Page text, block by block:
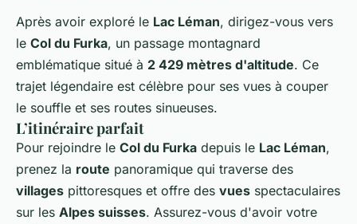
Après avoir exploré le Lac Léman, dirigez-vous vers
le Col du Furka, un passage montagnard
emblématique situé à 2 429 mètres d'altitude. Ce
trajet légendaire est célèbre pour ses vues à couper
le souffle et ses routes sinueuses.
L’itinéraire parfait
Pour rejoindre le Col du Furka depuis le Lac Léman,
prenez la route panoramique qui traverse des
villages pittoresques et offre des vues spectaculaires
sur les Alpes suisses. Assurez-vous d'avoir votre